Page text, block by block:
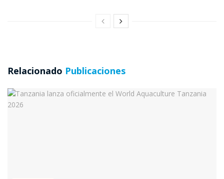
Relacionado Publicaciones